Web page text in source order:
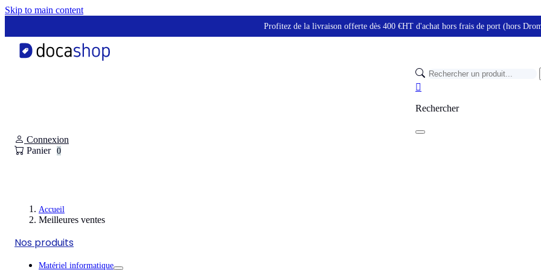
Skip to main content
Profitez de la livraison offerte dès 400 €HT d'achat hors frais de port (hors

Rechercher
Connexion
Panier
0
Accueil
Meilleures ventes
Nos produits
Matériel informatique
Panneau de gestion des cookies